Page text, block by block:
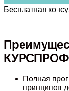
Бесплатная
Полная
принципов